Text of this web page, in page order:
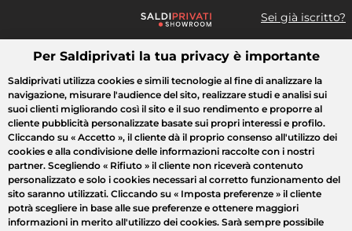
Sei già iscritto?
Cosa cerchi?
Tutte le vendite Moda Casa Bellezza Elettrodomestici
Per Saldiprivati la tua privacy è importante
Saldiprivati utilizza cookies e simili tecnologie al fine di analizzare la
navigazione, misurare l'audience del sito, realizzare studi e analisi sui
suoi clienti migliorando così il sito e il suo rendimento e proporre al
cliente pubblicità personalizzate basate sui propri interessi e profilo.
Cliccando su « Accetto », il cliente dà il proprio consenso all'utilizzo dei
cookies e alla condivisione delle informazioni raccolte con i nostri
partner. Scegliendo « Rifiuto » il cliente non riceverà contenuto
personalizzato e solo i cookies necessari al corretto funzionamento del
sito saranno utilizzati. Cliccando su « Imposta preferenze » il cliente
potrà scegliere in base alle sue preferenze e ottenere maggiori
informazioni in merito all'utilizzo dei cookies. Sarà sempre possibile